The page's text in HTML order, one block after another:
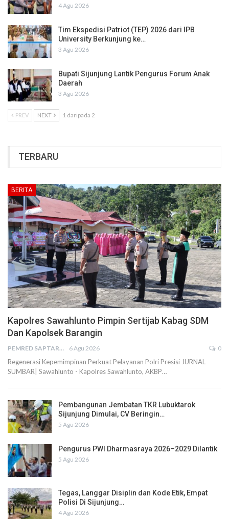
4 Agu 2026
Tim Ekspedisi Patriot (TEP) 2026 dari IPB
University Berkunjung ke…
3 Agu 2026
Bupati Sijunjung Lantik Pengurus Forum Anak
Daerah
3 Agu 2026
PREV NEXT 1 daripada 2
TERBARU
BERITA
Kapolres Sawahlunto Pimpin Sertijab Kabag SDM
Dan Kapolsek Barangin
PEMRED SAPTARIUS 6 Agu 2026 0
Regenerasi Kepemimpinan Perkuat Pelayanan Polri Presisi JURNAL
SUMBAR| Sawahlunto - Kapolres Sawahlunto, AKBP…
Pembangunan Jembatan TKR Lubuktarok
Sijunjung Dimulai, CV Beringin…
5 Agu 2026
Pengurus PWI Dharmasraya 2026–2029 Dilantik
5 Agu 2026
Tegas, Langgar Disiplin dan Kode Etik, Empat
Polisi Di Sijunjung…
4 Agu 2026